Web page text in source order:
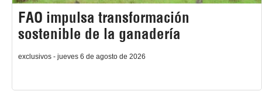
FAO impulsa transformación
sostenible de la ganadería
exclusivos - jueves 6 de agosto de 2026